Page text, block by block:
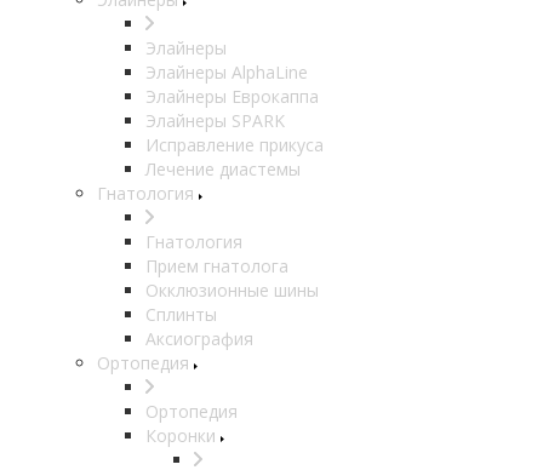
Элайнеры
Элайнеры AlphaLine
Элайнеры Еврокаппа
Элайнеры SPARK
Исправление прикуса
Лечение диастемы
Гнатология
Гнатология
Прием гнатолога
Окклюзионные шины
Сплинты
Аксиография
Ортопедия
Ортопедия
Коронки